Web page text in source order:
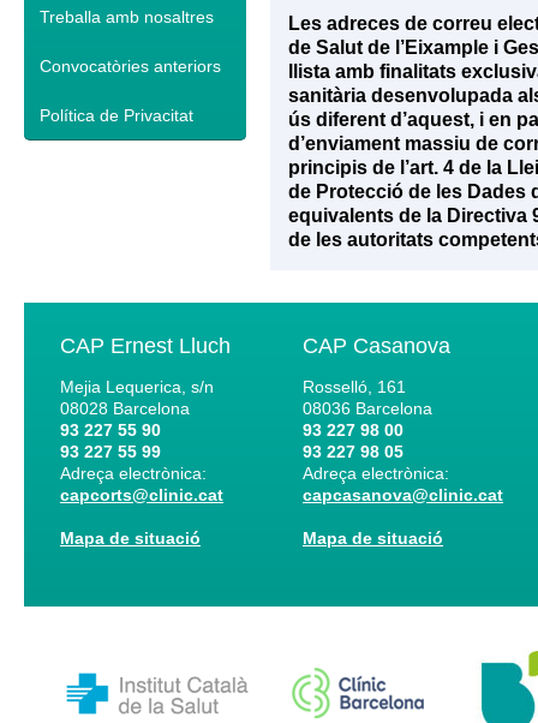
Treballa amb nosaltres
Convocatòries anteriors
Política de Privacitat
Les adreces de correu
de Salut de l’Eixample i
llista amb finalitats
sanitària desenvolupada
ús diferent d’aquest, i en
d’enviament massiu de
principis de l’art. 4 de la
de Protecció de les Dades
equivalents de la Directiva
de les autoritats
CAP Ernest Lluch
Mejia Lequerica, s/n
08028 Barcelona
93 227 55 90
93 227 55 99
Adreça electrònica:
capcorts@clinic.cat
Mapa de situació
CAP Casanova
Rosselló, 161
08036 Barcelona
93 227 98 00
93 227 98 05
Adreça electrònica:
capcasanova@clinic.cat
Mapa de situació